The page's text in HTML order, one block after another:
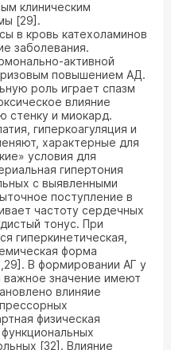
клиническим
[29].
в кровь катехоламинов
заболевания.
активной
повышением АД.
роль играет спазм
влияние
стенку и миокард.
гиперкоагуляция и
характерные для
условия для
гипертония
с выявленными
поступление в
частоту сердечных
тонус. При
гиперкинетическая,
форма
В формировании АГ у
значение имеют
влиняие
физическая
[32]. Влияние